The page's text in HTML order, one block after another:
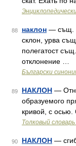
88 наклон — същ.
склон, урва
полегатост
отклонение …
Български
89 НАКЛОН —
образуемого
кривой, с
Толковый
90 НАКЛОН —